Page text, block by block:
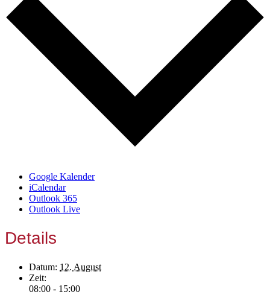
Google Kalender
iCalendar
Outlook 365
Outlook Live
Details
Datum: 12. August
Zeit:
08:00 - 15:00